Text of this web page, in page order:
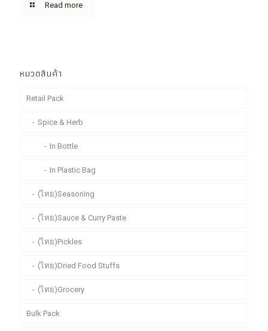
Read more
หมวดสินค้า
Retail Pack
Spice & Herb
In Bottle
In Plastic Bag
(ไทย)Seasoning
(ไทย)Sauce & Curry Paste
(ไทย)Pickles
(ไทย)Dried Food Stuffs
(ไทย)Grocery
Bulk Pack